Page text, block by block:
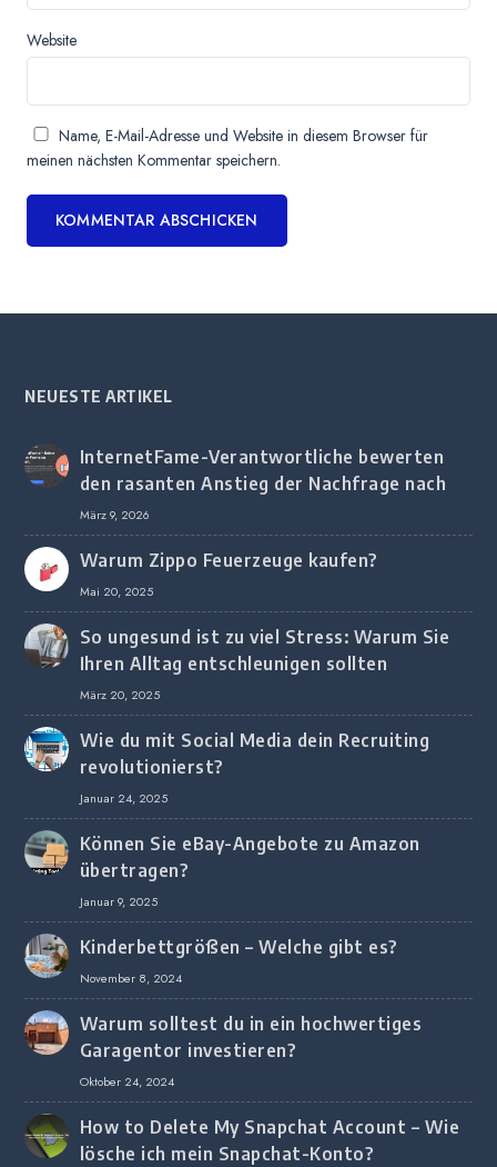
Website
Name, E-Mail-Adresse und Website in diesem Browser für
meinen nächsten Kommentar speichern.
NEUESTE ARTIKEL
InternetFame-Verantwortliche bewerten
den rasanten Anstieg der Nachfrage nach
digitalem Marketing bei deutschen
Unternehmen
März 9, 2026
Warum Zippo Feuerzeuge kaufen?
Mai 20, 2025
So ungesund ist zu viel Stress: Warum Sie
Ihren Alltag entschleunigen sollten
März 20, 2025
Wie du mit Social Media dein Recruiting
revolutionierst?
Januar 24, 2025
Können Sie eBay-Angebote zu Amazon
übertragen?
Januar 9, 2025
Kinderbettgrößen – Welche gibt es?
November 8, 2024
Warum solltest du in ein hochwertiges
Garagentor investieren?
Oktober 24, 2024
How to Delete My Snapchat Account – Wie
lösche ich mein Snapchat-Konto?